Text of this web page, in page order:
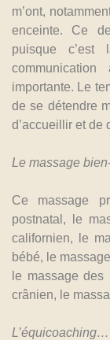
m’ont,
enceinte. Ce
puisque
importante. Le
de se détendre
d’accueillir et de
Le massage
Ce massage
postnatal, le
californien, le
bébé, le
le massage
crânien, le
L’équicoaching…